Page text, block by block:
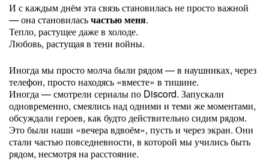
И с каждым днём эта связь становилась не просто важной
— она становиласьчастью меня.
Тепло, растущее даже в холоде.
Любовь, растущая в тени войны.
Иногда мы просто молча были рядом — в наушниках, через
телефон, просто находясь «вместе» в тишине.
Иногда — смотрели сериалы по Discord. Запускали
одновременно, смеялись над одними и теми же моментами,
обсуждали героев, как будто действительно сидим рядом.
Это были наши «вечера вдвоём», пусть и через экран. Они
стали частью повседневности, в которой мы учились быть
рядом, несмотря на расстояние.